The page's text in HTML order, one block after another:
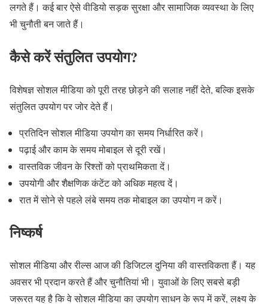
लगते हैं। कई बार ऐसे वीडियो सड़क सुरक्षा और सामाजिक व्यवस्था के लिए
भी चुनौती बन जाते हैं।
कैसे करें संतुलित उपयोग?
विशेषज्ञ सोशल मीडिया को पूरी तरह छोड़ने की सलाह नहीं देते, बल्कि इसके
संतुलित उपयोग पर जोर देते हैं।
प्रतिदिन सोशल मीडिया उपयोग का समय निर्धारित करें।
पढ़ाई और काम के समय मोबाइल से दूरी रखें।
वास्तविक जीवन के रिश्तों को प्राथमिकता दें।
उपयोगी और शैक्षणिक कंटेंट को अधिक महत्व दें।
रात में सोने से पहले लंबे समय तक मोबाइल का उपयोग न करें।
निष्कर्ष
सोशल मीडिया और रील्स आज की डिजिटल दुनिया की वास्तविकता हैं। यह
अवसर भी प्रदान करते हैं और चुनौतियां भी। युवाओं के लिए सबसे बड़ी
जरूरत यह है कि वे सोशल मीडिया का उपयोग साधन के रूप में करें, लक्ष्य के